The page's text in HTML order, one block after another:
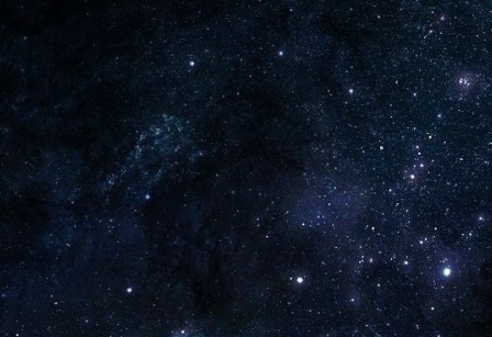
Plus de 2800 critiques de films